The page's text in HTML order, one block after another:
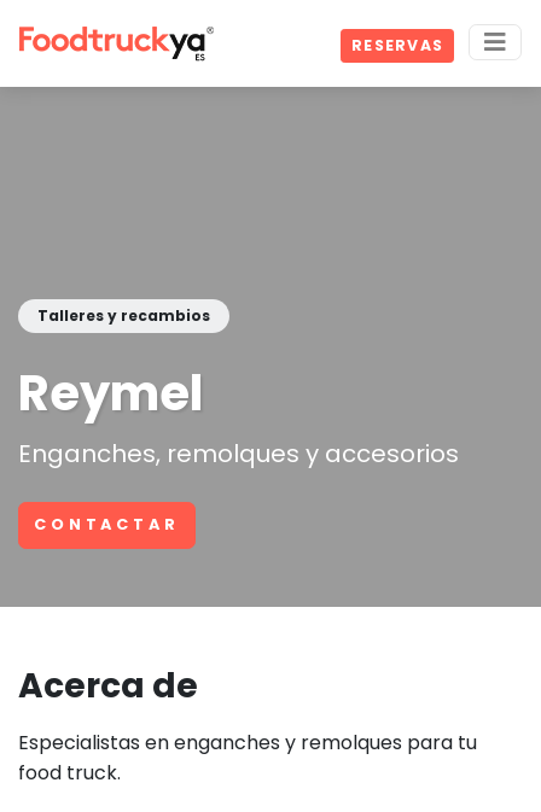
RESERVAS
Talleres y recambios
Reymel
Enganches, remolques y accesorios
CONTACTAR
Acerca de
Especialistas en enganches y remolques para tu
food truck.